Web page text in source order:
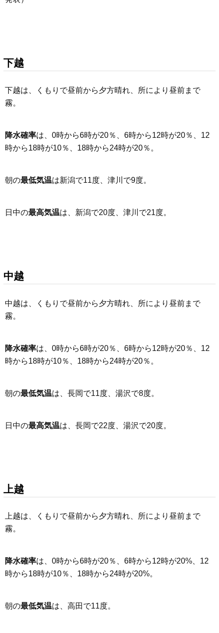
下越
下越は、くもりで昼前から夕方晴れ、所により昼前まで
霧。
降水確率は、0時から6時が20％、6時から12時が20％、12
時から18時が10％、18時から24時が20％。
朝の最低気温は新潟で11度、津川で9度。
日中の最高気温は、新潟で20度、津川で21度。
中越
中越は、くもりで昼前から夕方晴れ、所により昼前まで
霧。
降水確率は、0時から6時が20％、6時から12時が20％、12
時から18時が10％、18時から24時が20％。
朝の最低気温は、長岡で11度、湯沢で8度。
日中の最高気温は、長岡で22度、湯沢で20度。
上越
上越は、くもりで昼前から夕方晴れ、所により昼前まで
霧。
降水確率は、0時から6時が20％、6時から12時が20%、12
時から18時が10％、18時から24時が20%。
朝の最低気温は、高田で11度。